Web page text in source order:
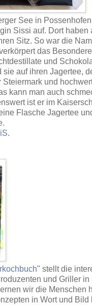
See in
Sissi auf. Dort haben
Sitz. So war die
das
und
sie auf ihren Jagertee,
und
kann man auch
ist er im
Flasche Jagertee
.
" stellt die
und Griller in
wir die Menschen
in Wort und Bild